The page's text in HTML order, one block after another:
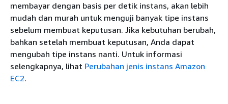
membayar dengan basis per detik instans, akan lebih
mudah dan murah untuk menguji banyak tipe instans
sebelum membuat keputusan. Jika kebutuhan berubah,
bahkan setelah membuat keputusan, Anda dapat
mengubah tipe instans nanti. Untuk informasi
selengkapnya, lihat Perubahan jenis instans Amazon
EC2.